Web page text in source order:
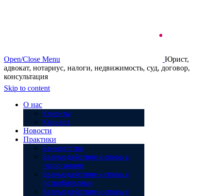
Open/Close Menu
Юрист,
адвокат, нотариус, налоги, недвижимость, суд, договор,
консультация
Skip to content
О нас
Клиенты
Карьера
Новости
Практики
Банкротство
Взаимодействие и споры с
госорганами
Взаимодействие и споры с
потребителями
Взаимодействие и споры с